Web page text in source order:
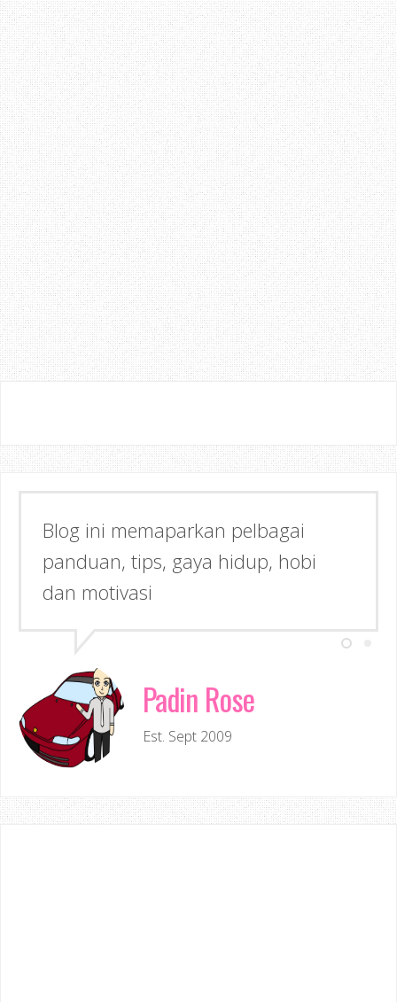
berlawan dengan orang yang
perkhidmatan, barangkali.
Bagi aku, pelanggan akan menggunakan
ada. Kalau bangunan besar,
boleh nak selesakan pelanggan,
cerita. Taklah pelanggan pening
mungkin bagi sesetengah pihak, perkara
biasa, tapi bagi aku, memang aku
berterus terang sahaja pada kaunter.
Ada 2 - 3 insiden yang melibatkan aku
Johor Bahru amat mengecewakan. Apa
Blog ini memaparkan pelbagai
panduan, tips, gaya hidup, hobi
dan motivasi
Padin Rose
Est. Sept 2009